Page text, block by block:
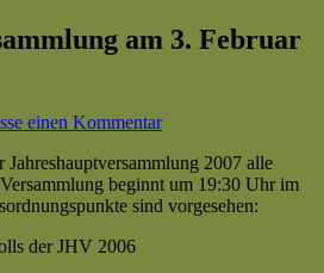
am 3. Februar
einen Kommentarzu
am
3.
Februar
2007 alle
beginnt um 19:30 Uhr im
sind vorgesehen:
der JHV 2006